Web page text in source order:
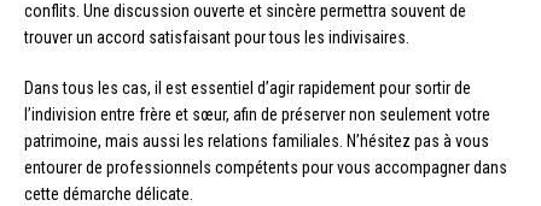
conflits. Une discussion ouverte et sincère permettra souvent de
trouver un accord satisfaisant pour tous les indivisaires.
Dans tous les cas, il est essentiel d’agir rapidement pour sortir de
l’indivision entre frère et sœur, afin de préserver non seulement votre
patrimoine, mais aussi les relations familiales. N’hésitez pas à vous
entourer de professionnels compétents pour vous accompagner dans
cette démarche délicate.